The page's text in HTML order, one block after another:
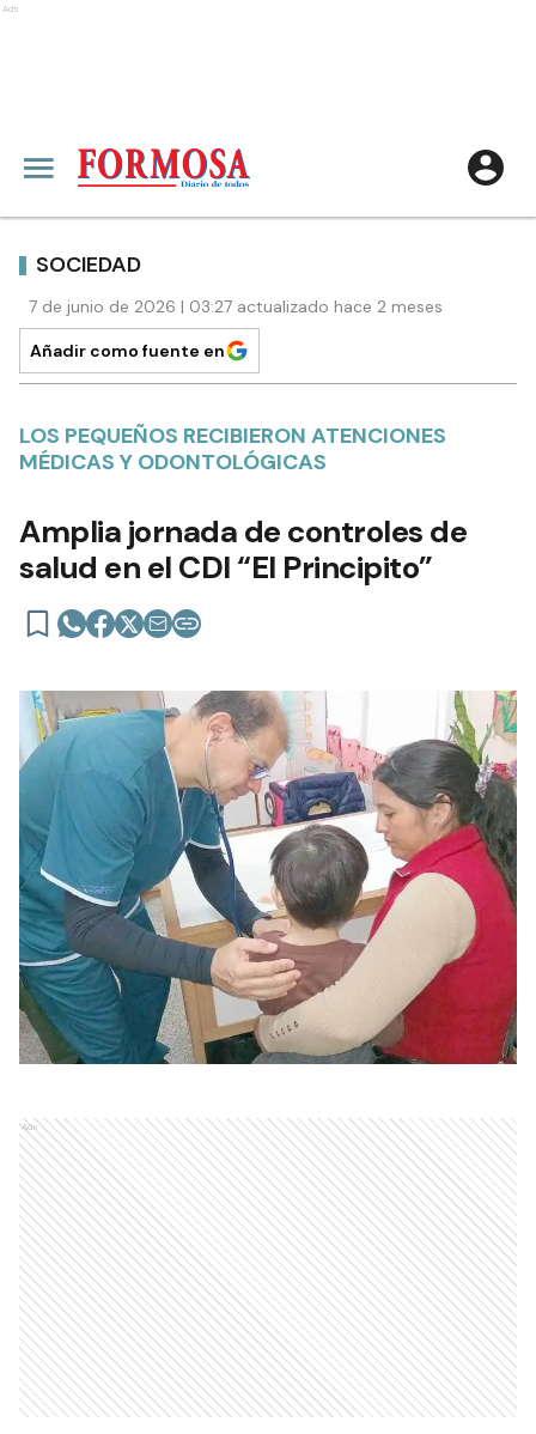
Ads
SOCIEDAD
7 de junio de 2026 | 03:27 actualizado hace 2 meses
Añadir como fuente en
LOS PEQUEÑOS RECIBIERON ATENCIONES
MÉDICAS Y ODONTOLÓGICAS
Amplia jornada de controles de
salud en el CDI “El Principito”
Ads